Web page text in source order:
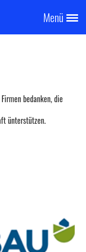
Menü
bedanken, die
ünterstützen.